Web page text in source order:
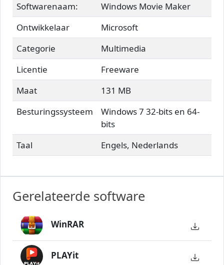
Softwarenaam:
Windows Movie Maker
Ontwikkelaar
Microsoft
Categorie
Multimedia
Licentie
Freeware
Maat
131 MB
Besturingssysteem
Windows 7 32-bits en 64-
bits
Taal
Engels, Nederlands
Gerelateerde software
WinRAR
PLAYit